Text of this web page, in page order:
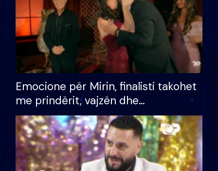
Emocione për Mirin, finalisti takohet
me prindërit, vajzën dhe
bashkëshorten: S’kemi ndonjë letër
divorci apo jo?